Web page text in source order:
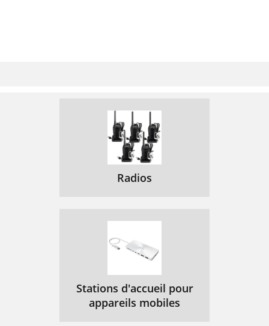
Radios
Stations d'accueil pour
appareils mobiles